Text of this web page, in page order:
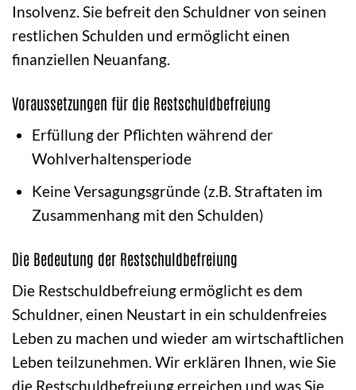
Insolvenz. Sie befreit den Schuldner von seinen
restlichen Schulden und ermöglicht einen
finanziellen Neuanfang.
Voraussetzungen für die Restschuldbefreiung
Erfüllung der Pflichten während der
Wohlverhaltensperiode
Keine Versagungsgründe (z.B. Straftaten im
Zusammenhang mit den Schulden)
Die Bedeutung der Restschuldbefreiung
Die Restschuldbefreiung ermöglicht es dem
Schuldner, einen Neustart in ein schuldenfreies
Leben zu machen und wieder am wirtschaftlichen
Leben teilzunehmen. Wir erklären Ihnen, wie Sie
die Restschuldbefreiung erreichen und was Sie